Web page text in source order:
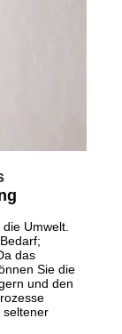
Umwelt.
das
Sie die
und den
seltener